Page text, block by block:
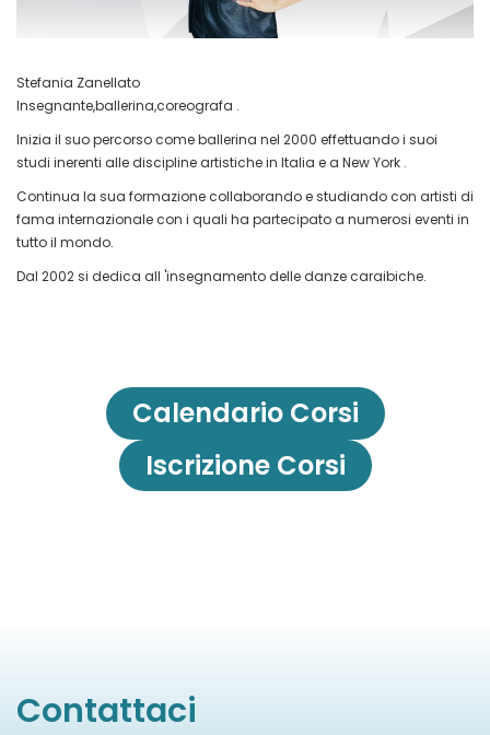
Stefania Zanellato
Insegnante,ballerina,coreografa .
Inizia il suo percorso come ballerina nel 2000 effettuando i suoi
studi inerenti alle discipline artistiche in Italia e a New York .
Continua la sua formazione collaborando e studiando con artisti di
fama internazionale con i quali ha partecipato a numerosi eventi in
tutto il mondo.
Dal 2002 si dedica all 'insegnamento delle danze caraibiche.
Calendario Corsi
Iscrizione Corsi
Contattaci